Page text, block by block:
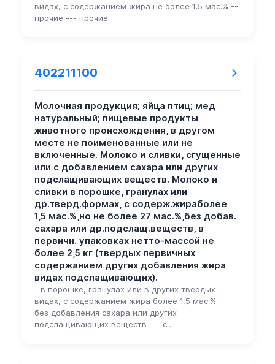
видах, с содержанием жира не более 1,5 мас.% --
прочие --- прочие
402211100
Молочная продукция; яйца птиц; мед
натуральный; пищевые продукты
животного происхождения, в другом
месте не поименованные или не
включенные. Молоко и сливки, сгущенные
или с добавлением сахара или других
подслащивающих веществ. Молоко и
сливки в порошке, гранулах или
др.тверд.формах, с содерж.жираболее
1,5 мас.%,но не более 27 мас.%,без добав.
сахара или др.подслащ.веществ, в
первичн. упаковках нетто-массой не
более 2,5 кг (твердых первичных
содержанием других добавления жира
видах подслащивающих).
- в порошке, гранулах или в других твердых
видах, с содержанием жира более 1,5 мас.% --
без добавления сахара или других
подслащивающих веществ --- с ...